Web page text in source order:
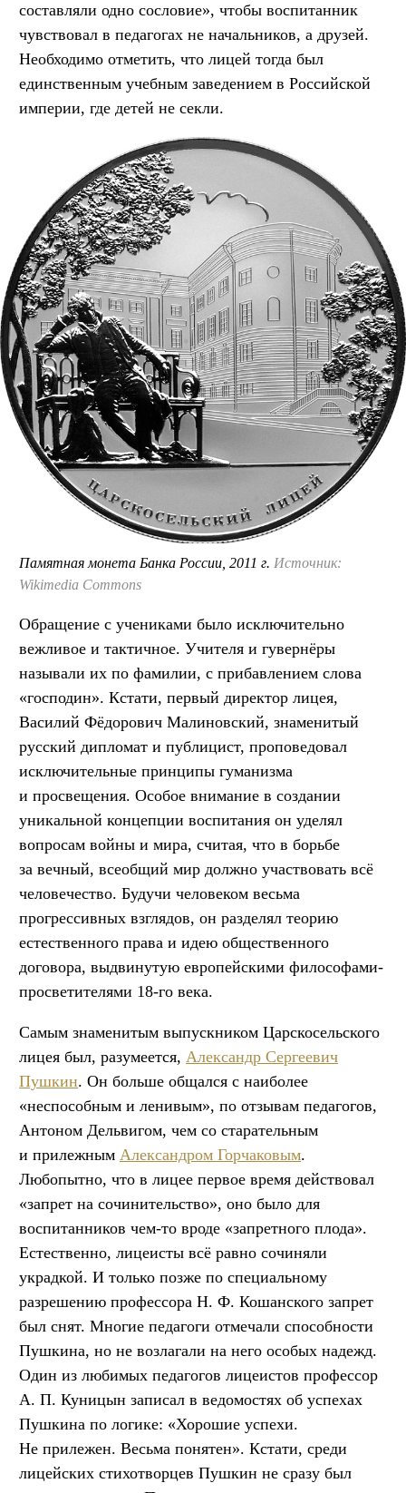
составляли одно сословие», чтобы воспитанник
чувствовал в педагогах не начальников, а друзей.
Необходимо отметить, что лицей тогда был
единственным учебным заведением в Российской
империи, где детей не секли.
Памятная монета Банка России, 2011 г. Источник:
Wikimedia Commons
Обращение с учениками было исключительно
вежливое и тактичное. Учителя и гувернёры
называли их по фамилии, с прибавлением слова
«господин». Кстати, первый директор лицея,
Василий Фёдорович Малиновский, знаменитый
русский дипломат и публицист, проповедовал
исключительные принципы гуманизма
и просвещения. Особое внимание в создании
уникальной концепции воспитания он уделял
вопросам войны и мира, считая, что в борьбе
за вечный, всеобщий мир должно участвовать всё
человечество. Будучи человеком весьма
прогрессивных взглядов, он разделял теорию
естественного права и идею общественного
договора, выдвинутую европейскими философами-
просветителями 18-го века.
Самым знаменитым выпускником Царскосельского
лицея был, разумеется, Александр Сергеевич
Пушкин. Он больше общался с наиболее
«неспособным и ленивым», по отзывам педагогов,
Антоном Дельвигом, чем со старательным
и прилежным Александром Горчаковым.
Любопытно, что в лицее первое время действовал
«запрет на сочинительство», оно было для
воспитанников чем-то вроде «запретного плода».
Естественно, лицеисты всё равно сочиняли
украдкой. И только позже по специальному
разрешению профессора Н. Ф. Кошанского запрет
был снят. Многие педагоги отмечали способности
Пушкина, но не возлагали на него особых надежд.
Один из любимых педагогов лицеистов профессор
А. П. Куницын записал в ведомостях об успехах
Пушкина по логике: «Хорошие успехи.
Не прилежен. Весьма понятен». Кстати, среди
лицейских стихотворцев Пушкин не сразу был